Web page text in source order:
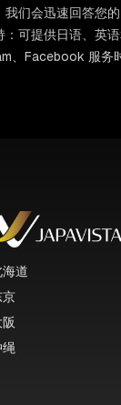
我们会迅速回答您的
：可提供日语、英语
、Facebook 服务
海道
京